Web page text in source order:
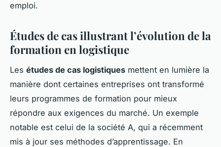
emploi.
Études de cas illustrant l’évolution de la
formation en logistique
Les études de cas logistiques mettent en lumière la
manière dont certaines entreprises ont transformé
leurs programmes de formation pour mieux
répondre aux exigences du marché. Un exemple
notable est celui de la société A, qui a récemment
mis à jour ses méthodes d’apprentissage. En